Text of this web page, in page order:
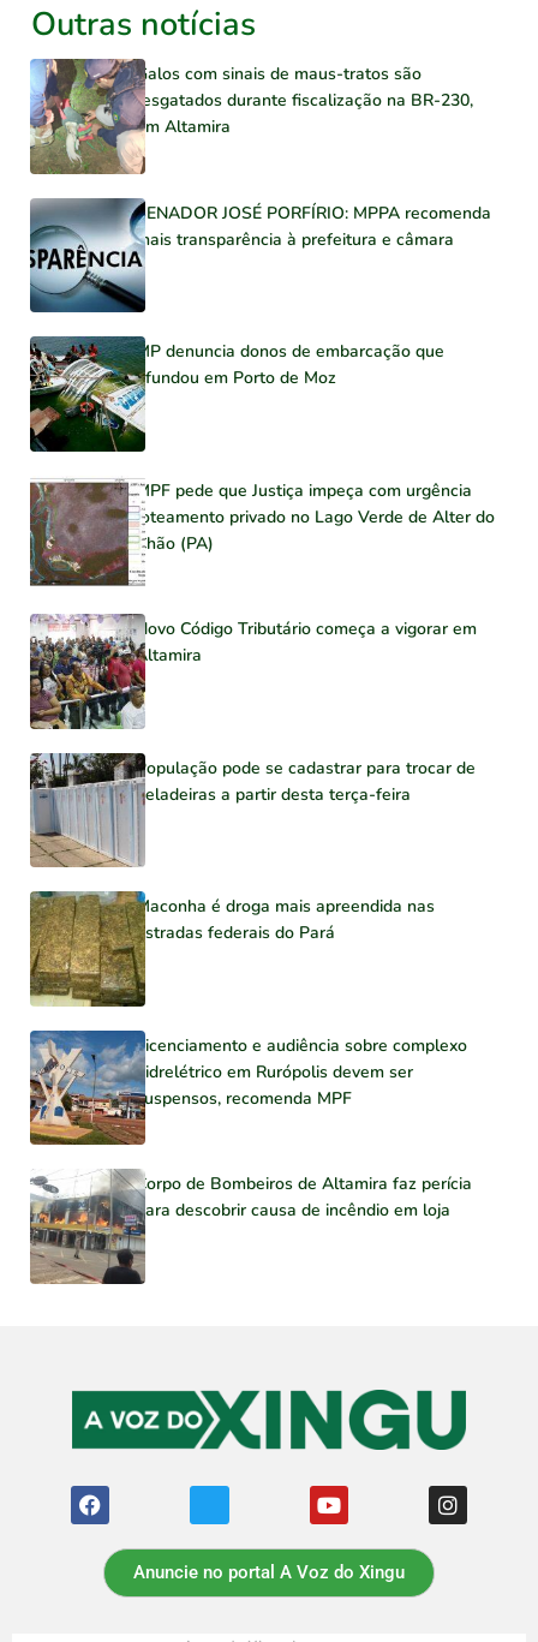
Outras notícias
Galos com sinais de maus-tratos são
resgatados durante fiscalização na BR-230,
em Altamira
SENADOR JOSÉ PORFÍRIO: MPPA recomenda
mais transparência à prefeitura e câmara
MP denuncia donos de embarcação que
afundou em Porto de Moz
MPF pede que Justiça impeça com urgência
loteamento privado no Lago Verde de Alter do
Chão (PA)
Novo Código Tributário começa a vigorar em
Altamira
População pode se cadastrar para trocar de
geladeiras a partir desta terça-feira
Maconha é droga mais apreendida nas
estradas federais do Pará
Licenciamento e audiência sobre complexo
hidrelétrico em Rurópolis devem ser
suspensos, recomenda MPF
Corpo de Bombeiros de Altamira faz perícia
para descobrir causa de incêndio em loja
Anuncie no portal A Voz do Xingu